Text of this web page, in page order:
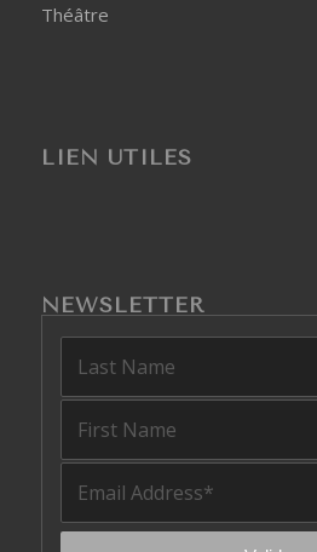
Théâtre
LIEN UTILES
NEWSLETTER